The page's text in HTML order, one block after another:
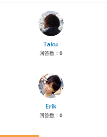
Taku
回答数： 0
Erik
回答数： 0